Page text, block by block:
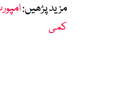
مزید پڑھیں:
کمی